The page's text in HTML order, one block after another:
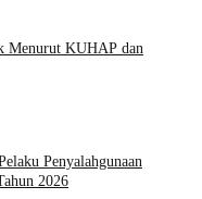
Menurut KUHAP dan
Penyalahgunaan
2026